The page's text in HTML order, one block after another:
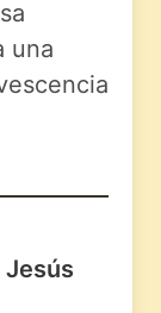
una